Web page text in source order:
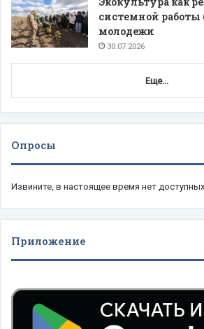
системной работы
молодежи
30.07.2026
Еще...
Опросы
Извините, в настоящее время нет
Приложение